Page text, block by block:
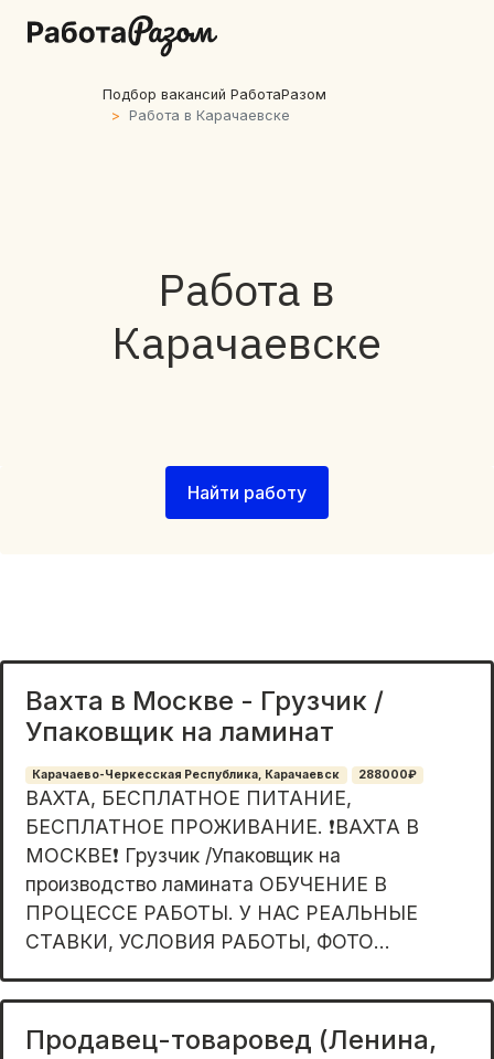
Подбор вакансий РаботаРазом
Работа в Карачаевске
Работа в
Карачаевске
Найти работу
Вахта в Москве - Грузчик /
Упаковщик на ламинат
Карачаево-Черкесская Республика, Карачаевск 288000₽
ВАХТА, БЕСПЛАТНОЕ ПИТАНИЕ,
БЕСПЛАТНОЕ ПРОЖИВАНИЕ. ❗️ВАХТА В
МОСКВЕ❗️ Грузчик /Упаковщик на
производство ламината ОБУЧЕНИЕ В
ПРОЦЕССЕ РАБОТЫ. У НАС РЕАЛЬНЫЕ
СТАВКИ, УСЛОВИЯ РАБОТЫ, ФОТО...
Продавец-товаровед (Ленина,